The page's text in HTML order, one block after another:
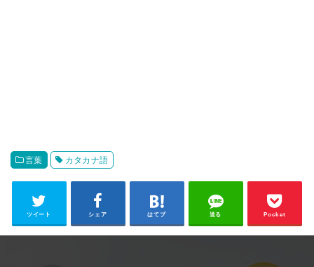
言葉 カタカナ語
ツイート シェア はてブ 送る Pocket